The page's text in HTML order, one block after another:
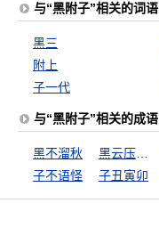
与“黑附子”相关的词语
黑三
附上
子一代
与“黑附子”相关的成语
黑不溜秋
子不语怪
子丑寅卯